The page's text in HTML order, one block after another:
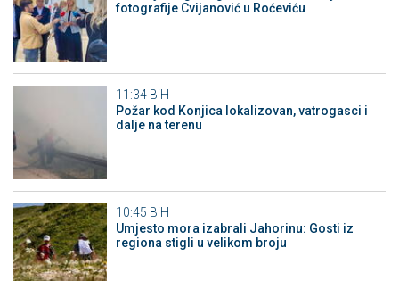
fotografije Cvijanović u Roćeviću
11:34 BiH
Požar kod Konjica lokalizovan, vatrogasci i
dalje na terenu
10:45 BiH
Umjesto mora izabrali Jahorinu: Gosti iz
regiona stigli u velikom broju